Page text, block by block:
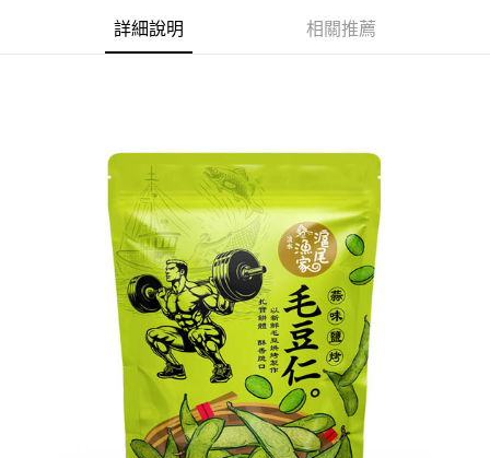
※ 請注意：結帳手續完成當下不需立刻繳費，但若您需要取消訂單，請聯絡
購買商品的店家。未經商家同意取消之訂單仍視為有效，需透過AFTEE先享
後付繳納相關費用。
１．透過由恩沛科技股份有限公司提供之「AFTEE先享後付」服務完成之交
易，需依本服務之必要範圍內提供個人資料，並將交易相關給付款項請求債
權轉讓予恩沛科技股份有限公司。
２．關於個人資料處理事宜，請瀏覽以下網址：
https://aftee.tw/terms/#terms3
３．未成年的使用者請事先徵得法定代理人或監護人之同意方可使用
「AFTEE先享後付」，若未經同意申辦者引起之損失，本公司不負相關責
４．使用「AFTEE先享後付」時，將依據個別帳號之用戶狀況，依本公司即
時審查核予不同之上限額度；若仍有額度不足之情形，本公司將視審查結果
請求用戶進行身份認證。
５．嚴禁一人註冊多個帳號或使用他人資訊註冊。若發現惡意使用之情形，
恩沛科技股份有限公司將有權停止該用戶之使用額度並採取法律行動。
每筆NT$65，滿NT$490(含以上)免運費
每筆NT$65，滿NT$490(含以上)免運費
付款後7-11取貨
每筆NT$65，滿NT$490(含以上)免運費
每筆NT$100，滿NT$790(含以上)免運費
付款後寶雅門市自取(由倉庫統一出貨)
每筆NT$80，滿NT$290(含以上)免運費
詳細說明 相關推薦